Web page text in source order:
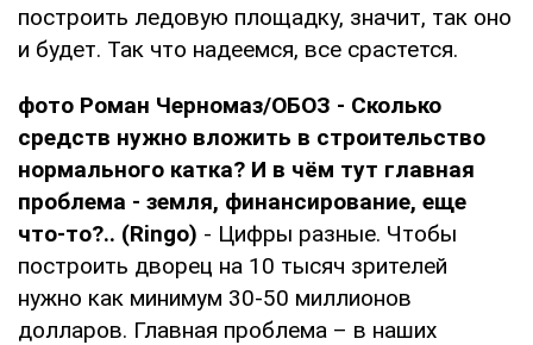
построить ледовую площадку, значит, так оно
и будет. Так что надеемся, все срастется.
фото Роман Черномаз/ОБОЗ - Сколько
средств нужно вложить в строительство
нормального катка? И в чём тут главная
проблема - земля, финансирование, еще
что-то?.. (Ringo) - Цифры разные. Чтобы
построить дворец на 10 тысяч зрителей
нужно как минимум 30-50 миллионов
долларов. Главная проблема – в наших